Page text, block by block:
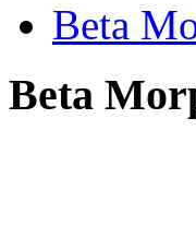
Beta
Beta